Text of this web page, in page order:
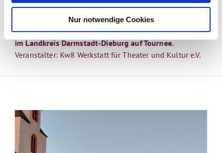
Nur notwendige Cookies
Eine Künstler:innen-Gruppe aus den Sparten
Zeitgenössischer Zirkus und Straßentheater geht mit
einem vielseitigen, rund einstündigen Kulturprogramm
im Landkreis Darmstadt-Dieburg auf Tournee.
Veranstalter: Kw8 Werkstatt für Theater und Kultur e.V.